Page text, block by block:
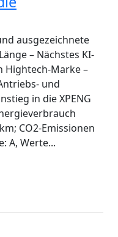
ausgezeichnete
– Nächstes KI-
Hightech-Marke –
und
in die XPENG
CO2-Emissionen
A, Werte...